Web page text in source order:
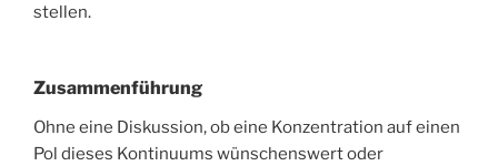
stellen.
Zusammenführung
Ohne eine Diskussion, ob eine Konzentration auf einen
Pol dieses Kontinuums wünschenswert oder